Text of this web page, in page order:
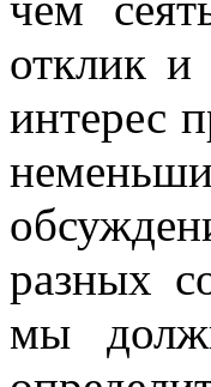
отклик и
интерес
разных
мы